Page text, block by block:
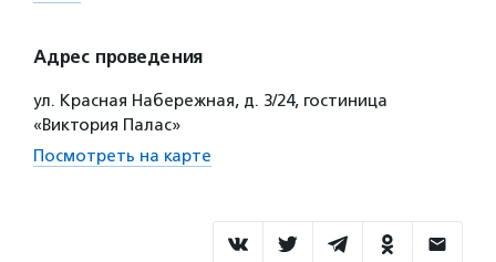
Адрес проведения
ул. Красная Набережная, д. 3/24, гостиница
«Виктория Палас»
Посмотреть на карте